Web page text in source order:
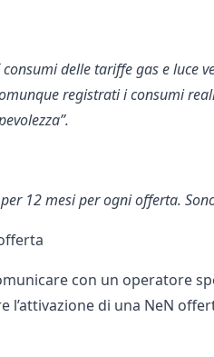
delle tariffe gase luce
registrati i consumi
12 mesi per ogni offerta.
con un operatore
di una NeN